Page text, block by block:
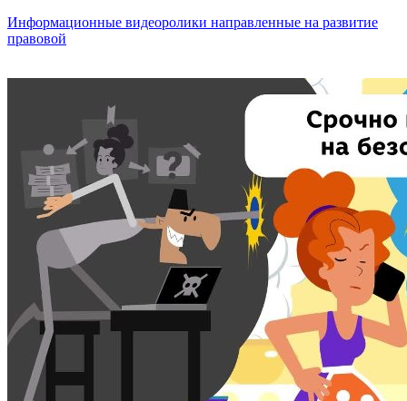
Информационные видеоролики направленные на развитие
правовой